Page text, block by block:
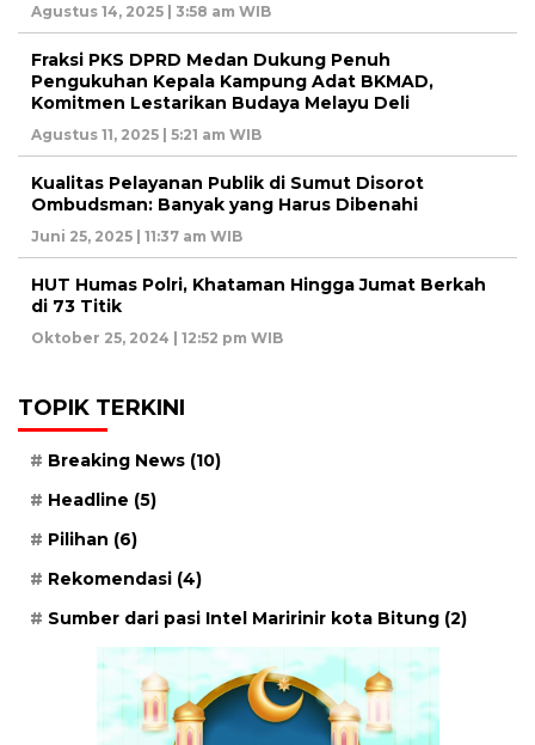
Agustus 14, 2025 | 3:58 am WIB
Fraksi PKS DPRD Medan Dukung Penuh
Pengukuhan Kepala Kampung Adat BKMAD,
Komitmen Lestarikan Budaya Melayu Deli
Agustus 11, 2025 | 5:21 am WIB
Kualitas Pelayanan Publik di Sumut Disorot
Ombudsman: Banyak yang Harus Dibenahi
Juni 25, 2025 | 11:37 am WIB
HUT Humas Polri, Khataman Hingga Jumat Berkah
di 73 Titik
Oktober 25, 2024 | 12:52 pm WIB
TOPIK TERKINI
Breaking News (10)
Headline (5)
Pilihan (6)
Rekomendasi (4)
Sumber dari pasi Intel Maririnir kota Bitung (2)